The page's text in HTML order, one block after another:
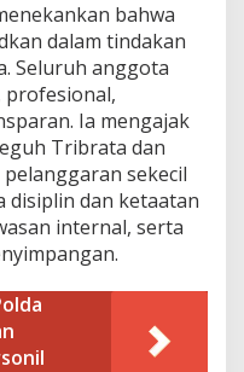
bahwa
dalam tindakan
Seluruh anggota
Ia mengajak
Tribrata dan
sekecil
disiplin dan ketaatan
internal, serta